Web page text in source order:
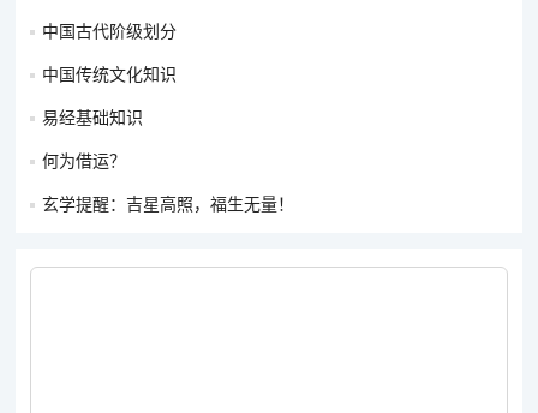
中国古代阶级划分
中国传统文化知识
易经基础知识
何为借运？
玄学提醒：吉星高照，福生无量！